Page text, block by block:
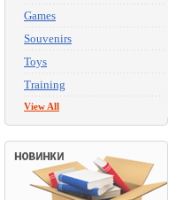
Games
Souvenirs
Toys
Training
View All